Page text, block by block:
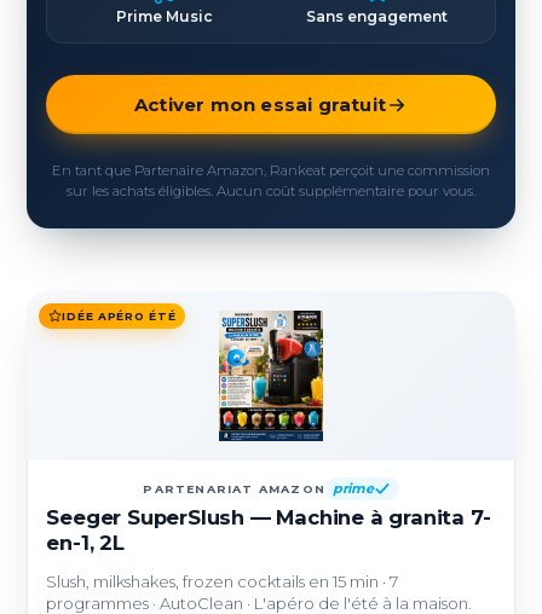
Prime Music Sans engagement
Activer mon essai gratuit
En tant que Partenaire Amazon, Rankeat perçoit une commission
sur les achats éligibles. Aucun coût supplémentaire pour vous.
IDÉE APÉRO ÉTÉ
PARTENARIAT AMAZON prime
Seeger SuperSlush — Machine à granita 7-
en-1, 2L
Slush, milkshakes, frozen cocktails en 15 min · 7
programmes · AutoClean · L'apéro de l'été à la maison.